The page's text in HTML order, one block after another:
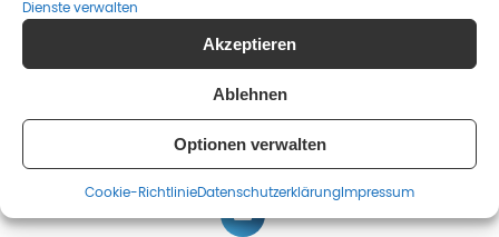
Dienste verwalten
Akzeptieren
Ablehnen
Optionen verwalten
Cookie-RichtlinieDatenschutz­erklärung Impressum
10117 Berlin
(030) 25 37 51 10